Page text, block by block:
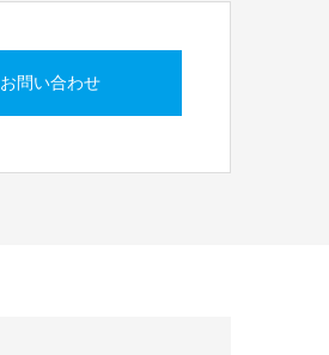
お問い合わせ